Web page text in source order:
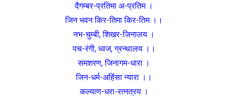
दैगम्बर-प्रतिमा अ-प्रतिम ।
जिन भवन किर-तिमा किर-तिम ।।
नभ-चुम्बी, शिखर-जिनालय ।
पच-रंगी, ध्वज, ग्रन्थालय ।।
समशरण, जिनागम-धारा ।
जिन-धर्म-अहिंसा न्यारा ।।
कल्याण-धरा-रत्नत्रय ।